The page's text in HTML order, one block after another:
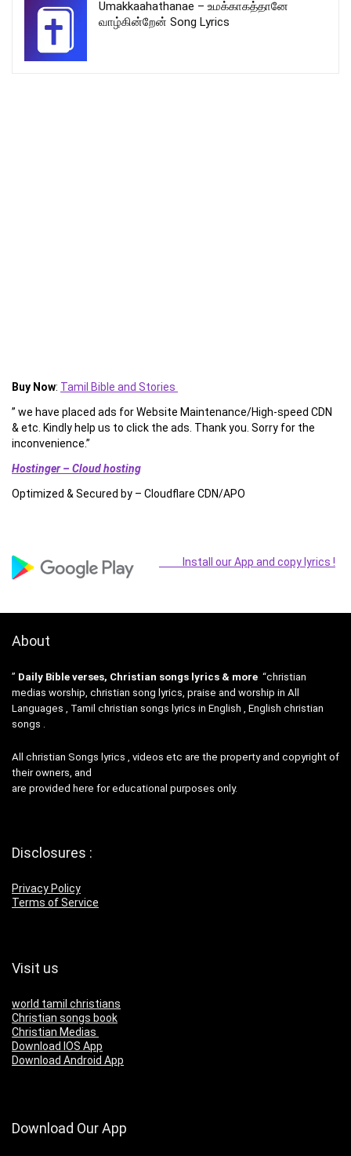
Umakkaahathanae – உமக்காகத்தானே
வாழ்கின்றேன் Song Lyrics
Buy Now: Tamil Bible and Stories
” we have placed ads for Website Maintenance/High-speed CDN
& etc. Kindly help us to click the ads. Thank you. Sorry for the
inconvenience.”
Hostinger – Cloud hosting
Optimized & Secured by – Cloudflare CDN/APO
Install our App and copy lyrics !
About
” Daily Bible verses, Christian songs lyrics & more “christian
medias worship, christian song lyrics, praise and worship in All
Languages , Tamil christian songs lyrics in English , English christian
songs .
All christian Songs lyrics , videos etc are the property and copyright of
their owners, and
are provided here for educational purposes only.
Disclosures :
Privacy Policy
Terms of Service
Visit us
world tamil christians
Christian songs book
Christian Medias
Download IOS App
Download Android App
Download Our App